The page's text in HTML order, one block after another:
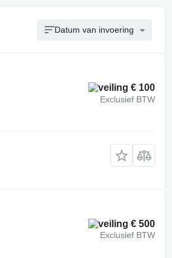
Datum van invoering
€ 100
Exclusief BTW
€ 500
Exclusief BTW